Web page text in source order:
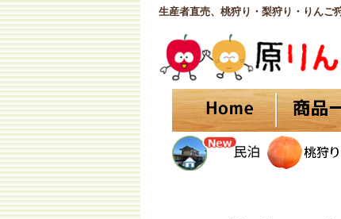
生産者直売、桃狩り・梨狩り・りんご